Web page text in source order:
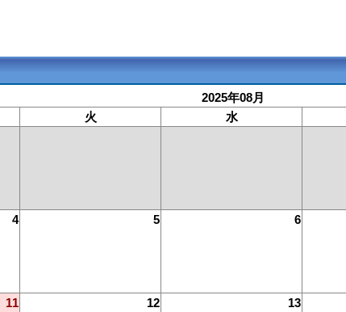
2025年08月
火 水
4 5 6
11
12 13